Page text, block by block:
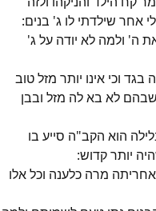
אחר שילדתי לו ג' בנים:
ה' ולמה לא יודה על ג'
וכי אינו יותר מזל טוב
לא בא לה מזל ובבן
הוא הקב"ה סייע בו
יותר קדוש:
מרה כלענה וכל אלו